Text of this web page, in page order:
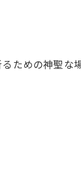
ための神聖な場